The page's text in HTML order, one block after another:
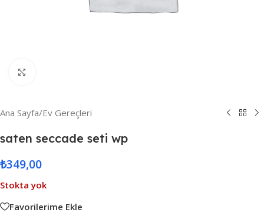
Ana Sayfa/Ev Gereçleri
saten seccade seti wp
₺349,00
Stokta yok
Favorilerime Ekle